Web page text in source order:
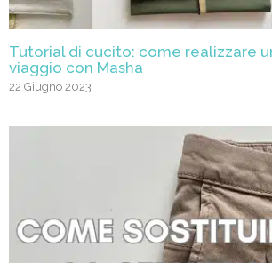
Tutorial di cucito: come realizzare
viaggio con Masha
22 Giugno 2023